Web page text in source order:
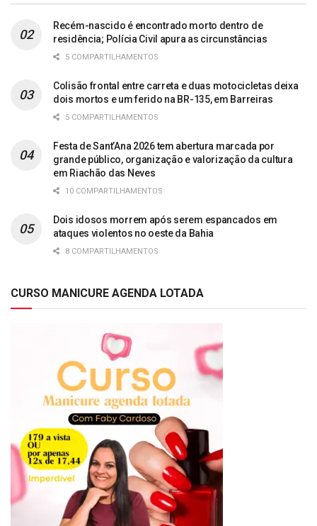
Recém-nascido é encontrado morto dentro de
residência; Polícia Civil apura as circunstâncias
5 COMPARTILHAMENTOS
Colisão frontal entre carreta e duas motocicletas deixa
dois mortos e um ferido na BR-135, em Barreiras
5 COMPARTILHAMENTOS
Festa de Sant’Ana 2026 tem abertura marcada por
grande público, organização e valorização da cultura
em Riachão das Neves
10 COMPARTILHAMENTOS
Dois idosos morrem após serem espancados em
ataques violentos no oeste da Bahia
8 COMPARTILHAMENTOS
CURSO MANICURE AGENDA LOTADA